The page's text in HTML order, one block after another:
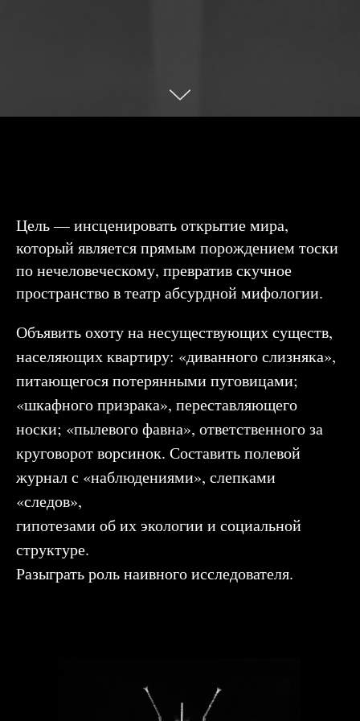
Цель — инсценировать открытие мира,
который является прямым порождением тоски
по нечеловеческому, превратив скучное
пространство в театр абсурдной мифологии.
Объявить охоту на несуществующих существ,
населяющих квартиру: «диванного слизняка»,
питающегося потерянными пуговицами;
«шкафного призрака», переставляющего
носки; «пылевого фавна», ответственного за
круговорот ворсинок. Составить полевой
журнал с «наблюдениями», слепками
«следов»,
гипотезами об их экологии и социальной
структуре.
Разыграть рольнаивного исследователя.